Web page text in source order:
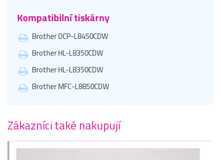
Kompatibilní tiskárny
Brother DCP-L8450CDW
Brother HL-L8350CDW
Brother HL-L8350CDW
Brother MFC-L8850CDW
Zákazníci také nakupují